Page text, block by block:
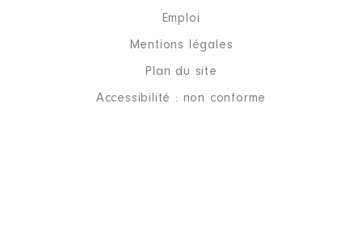
Emploi
Mentions légales
Plan du site
Accessibilité : non conforme